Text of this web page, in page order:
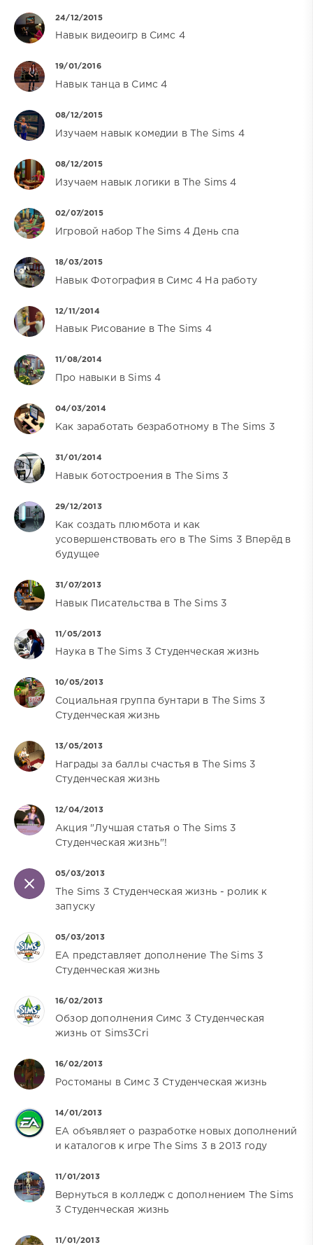
24/12/2015
Навык видеоигр в Симс 4
19/01/2016
Навык танца в Симс 4
08/12/2015
Изучаем навык комедии в The Sims 4
08/12/2015
Изучаем навык логики в The Sims 4
02/07/2015
Игровой набор The Sims 4 День спа
18/03/2015
Навык Фотография в Симс 4 На работу
12/11/2014
Навык Рисование в The Sims 4
11/08/2014
Про навыки в Sims 4
04/03/2014
Как заработать безработному в The Sims 3
31/01/2014
Навык ботостроения в The Sims 3
29/12/2013
Как создать плюмбота и как
усовершенствовать его в The Sims 3 Вперёд в
будущее
31/07/2013
Навык Писательства в The Sims 3
11/05/2013
Наука в The Sims 3 Студенческая жизнь
10/05/2013
Социальная группа бунтари в The Sims 3
Студенческая жизнь
13/05/2013
Награды за баллы счастья в The Sims 3
Студенческая жизнь
12/04/2013
Акция "Лучшая статья о The Sims 3
Студенческая жизнь"!
05/03/2013
The Sims 3 Студенческая жизнь - ролик к
запуску
05/03/2013
EA представляет дополнение The Sims 3
Студенческая жизнь
16/02/2013
Обзор дополнения Симс 3 Студенческая
жизнь от Sims3Cri
16/02/2013
Ростоманы в Симс 3 Студенческая жизнь
14/01/2013
EA объявляет о разработке новых дополнений
и каталогов к игре The Sims 3 в 2013 году
11/01/2013
Вернуться в колледж с дополнением The Sims
3 Студенческая жизнь
11/01/2013